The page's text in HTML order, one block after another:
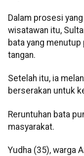
Dalam prosesi
wisatawan itu,
bata yang
tangan.
Setelah itu, ia
berserakan untuk
Reruntuhan bata
masyarakat.
Yudha (35), warga